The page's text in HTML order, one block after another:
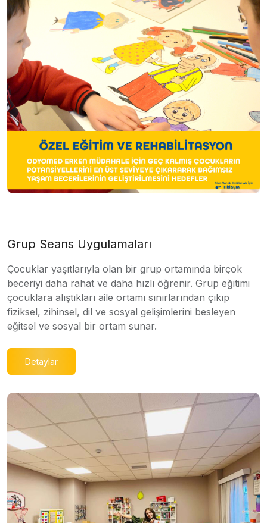
Grup Seans Uygulamaları
Çocuklar yaşıtlarıyla olan bir grup ortamında birçok
beceriyi daha rahat ve daha hızlı öğrenir. Grup eğitimi
çocuklara alıştıkları aile ortamı sınırlarından çıkıp
fiziksel, zihinsel, dil ve sosyal gelişimlerini besleyen
eğitsel ve sosyal bir ortam sunar.
Detaylar